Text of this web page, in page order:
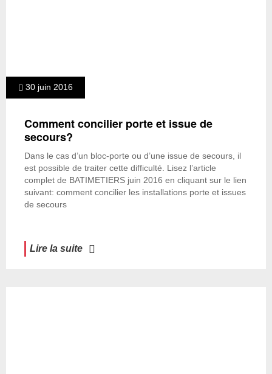
30 juin 2016
Comment concilier porte et issue de
secours?
Dans le cas d’un bloc-porte ou d’une issue de secours, il
est possible de traiter cette difficulté. Lisez l’article
complet de BATIMETIERS juin 2016 en cliquant sur le lien
suivant: comment concilier les installations porte et issues
de secours
Lire la suite